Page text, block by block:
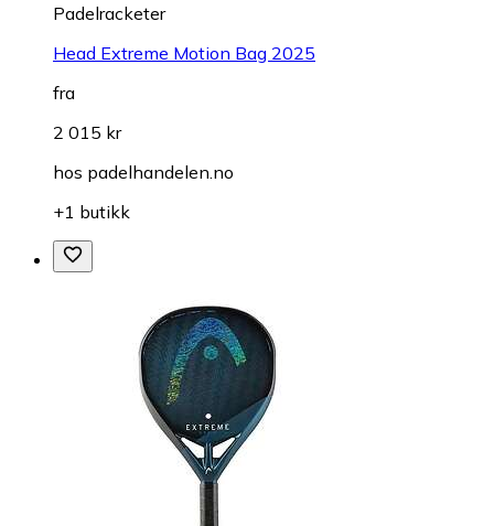
Padelracketer
Head Extreme Motion Bag 2025
fra
2 015 kr
hos padelhandelen.no
+1 butikk